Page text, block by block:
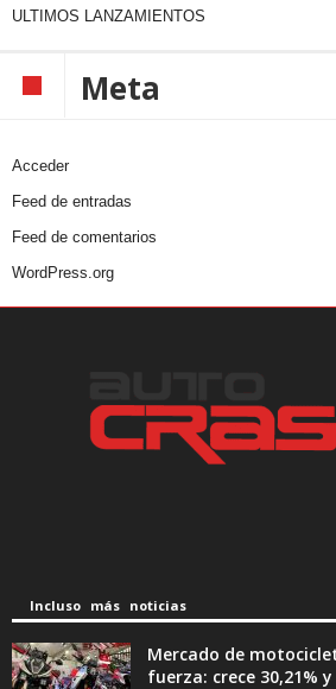
ULTIMOS LANZAMIENTOS
Meta
Acceder
Feed de entradas
Feed de comentarios
WordPress.org
Incluso más noticias
Mercado de
fuerza: crece 30,21%